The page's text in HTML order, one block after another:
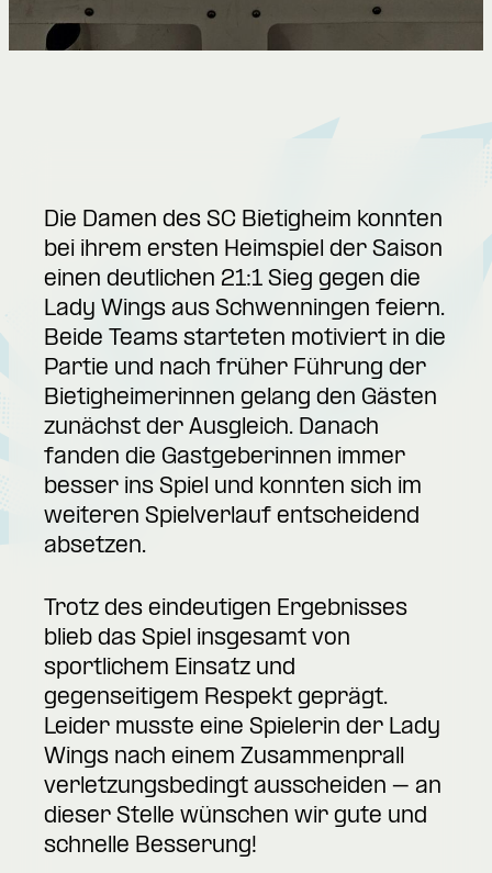
Die Damen des SC Bietigheim konnten
bei ihrem ersten Heimspiel der Saison
einen deutlichen 21:1 Sieg gegen die
Lady Wings aus Schwenningen feiern.
Beide Teams starteten motiviert in die
Partie und nach früher Führung der
Bietigheimerinnen gelang den Gästen
zunächst der Ausgleich. Danach
fanden die Gastgeberinnen immer
besser ins Spiel und konnten sich im
weiteren Spielverlauf entscheidend
absetzen.
Trotz des eindeutigen Ergebnisses
blieb das Spiel insgesamt von
sportlichem Einsatz und
gegenseitigem Respekt geprägt.
Leider musste eine Spielerin der Lady
Wings nach einem Zusammenprall
verletzungsbedingt ausscheiden – an
dieser Stelle wünschen wir gute und
schnelle Besserung!